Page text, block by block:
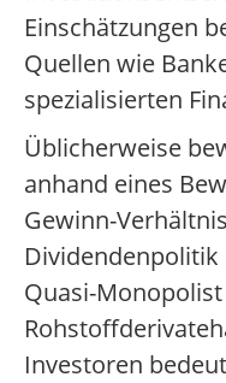
Einschätzungen
Quellen wie
spezialisierten
Üblicherweise
anhand eines
Gewinn-
Dividendenpolitik
Quasi-
Investoren